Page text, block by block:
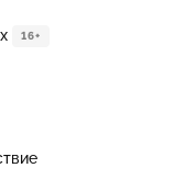
16+